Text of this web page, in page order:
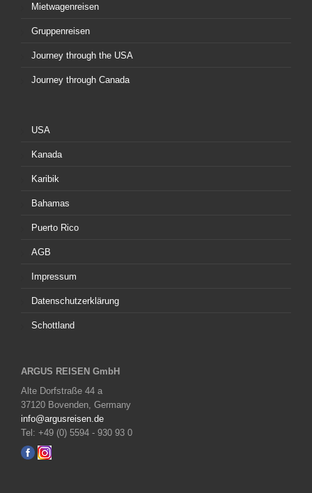
Mietwagenreisen
Gruppenreisen
Journey through the USA
Journey through Canada
USA
Kanada
Karibik
Bahamas
Puerto Rico
AGB
Impressum
Datenschutzerklärung
Schottland
ARGUS REISEN GmbH
Alte Dorfstraße 44 a
37120 Bovenden, Germany
info@argusreisen.de
Tel: +49 (0) 5594 - 930 93 0